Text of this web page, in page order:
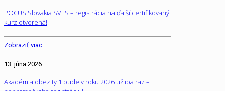
POCUS Slovakia SVLS – registrácia na ďalší certifikovaný
kurz otvorená!
Zobraziť viac
13. júna 2026
Akadémia obezity 1 bude v roku 2026 už iba raz –